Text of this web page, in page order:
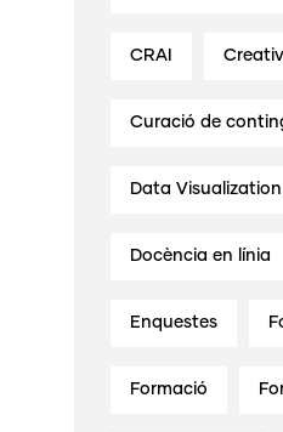
CRAI
Curació de
Data Visualization
Docència en línia
Enquestes
Formació